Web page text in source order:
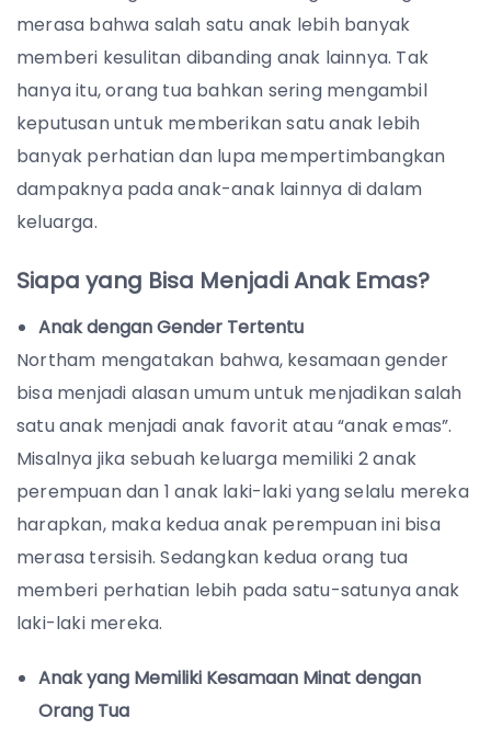
merasa bahwa salah satu anak lebih banyak
memberi kesulitan dibanding anak lainnya. Tak
hanya itu, orang tua bahkan sering mengambil
keputusan untuk memberikan satu anak lebih
banyak perhatian dan lupa mempertimbangkan
dampaknya pada anak-anak lainnya di dalam
keluarga.
Siapa yang Bisa Menjadi Anak Emas?
Anak dengan Gender Tertentu
Northam mengatakan bahwa, kesamaan gender
bisa menjadi alasan umum untuk menjadikan salah
satu anak menjadi anak favorit atau “anak emas”.
Misalnya jika sebuah keluarga memiliki 2 anak
perempuan dan 1 anak laki-laki yang selalu mereka
harapkan, maka kedua anak perempuan ini bisa
merasa tersisih. Sedangkan kedua orang tua
memberi perhatian lebih pada satu-satunya anak
laki-laki mereka.
Anak yang Memiliki Kesamaan Minat dengan
Orang Tua